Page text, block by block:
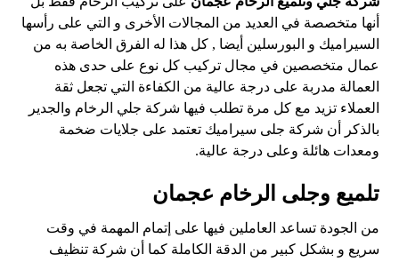
أنها متخصصة في العديد من المجالات الأخرى و التي على رأسها
السيراميك و البورسلين أيضا , كل هذا له الفرق الخاصة به من
عمال متخصصين في مجال تركيب كل نوع على حدى هذه
العمالة مدربة على درجة عالية من الكفاءة التي تجعل ثقة
العملاء تزيد مع كل مرة تطلب فيها شركة جلي الرخام والجدير
بالذكر أن شركة جلى سيراميك تعتمد على جلايات ضخمة
ومعدات هائلة وعلى درجة عالية.
تلميع وجلى الرخام عجمان
من الجودة تساعد العاملين فيها على إتمام المهمة في وقت
سريع و بشكل كبير من الدقة الكاملة كما أن شركة تنظيف